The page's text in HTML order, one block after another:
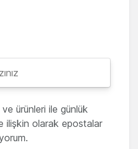
ürünleri ile günlük
ilişkin olarak epostalar